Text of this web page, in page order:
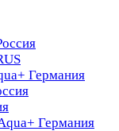
Германия
Германия